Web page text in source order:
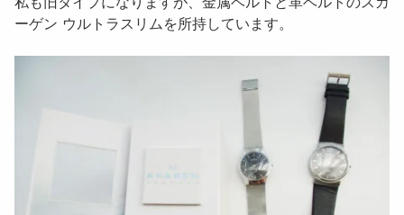
ーゲン ウルトラスリムを所持しています。